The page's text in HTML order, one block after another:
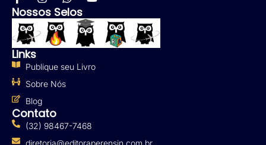
Nossos Selos
Links
Publique seu Livro
Sobre Nós
Blog
Contato
(32) 98467-7468
diretoria@editoraperensin.com.br